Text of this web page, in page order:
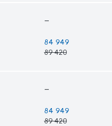
—
84 949
89 420
—
84 949
89 420